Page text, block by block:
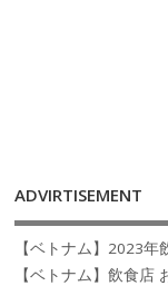
ADVIRTISEMENT
【ベトナム】2023
【ベトナム】飲食店